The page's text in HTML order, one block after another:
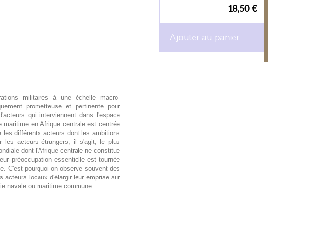
militaires à une échelle macro-
prometteuse et pertinente pour
qui interviennent dans l'espace
en Afrique centrale est centrée
les différents acteurs dont les ambitions
les acteurs étrangers, il s'agit, le plus
dont l'Afrique centrale ne constitue
préoccupation essentielle est tournée
C'est pourquoi on observe souvent des
acteurs locaux d'élargir leur emprise sur
navale ou maritime commune.
18,50 €
Ajouter au panier